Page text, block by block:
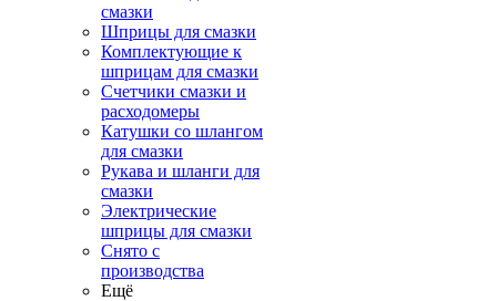
смазки
Шприцы для смазки
Комплектующие к
шприцам для смазки
Счетчики смазки и
расходомеры
Катушки со шлангом
для смазки
Рукава и шланги для
смазки
Электрические
шприцы для смазки
Снято с
производства
Ещё